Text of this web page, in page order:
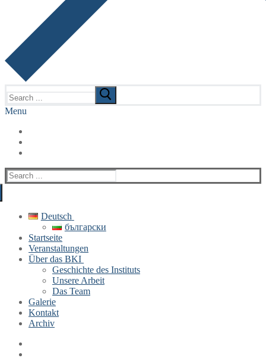
for:
Menu
Search
for:
Deutsch
български
Startseite
Veranstaltungen
Über das BKI
Geschichte des Instituts
Unsere Arbeit
Das Team
Galerie
Kontakt
Archiv